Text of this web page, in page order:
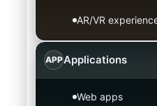
AR/VR
APPApplications
Web apps